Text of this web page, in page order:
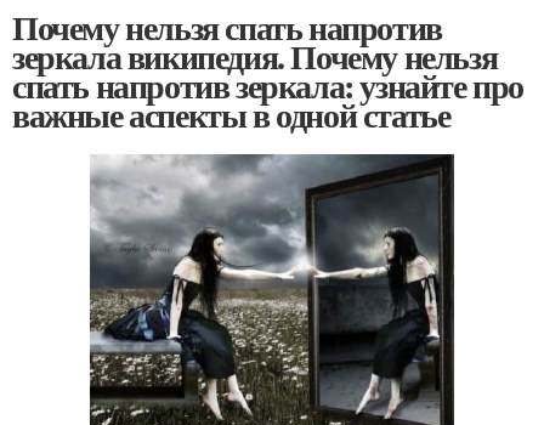
Почему нельзя спать напротив
зеркала википедия. Почему нельзя
спать напротив зеркала: узнайте про
важные аспекты в одной статье